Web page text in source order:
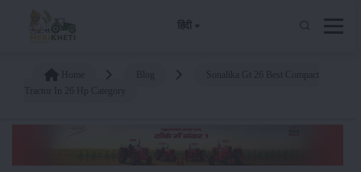
हिंदी